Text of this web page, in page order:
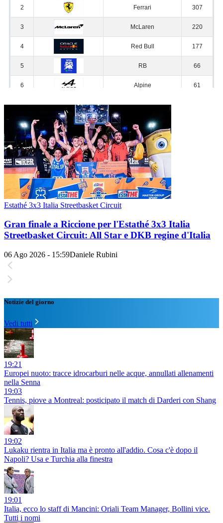
Estathé 3x3 Italia Streetbasket Circuit
Gran finale a Riccione per l'Estathé 3x3 Italia
Streetbasket Circuit: All Star e DKB regine d'Italia
06 Ago 2026 - 15:59Daniele Rubini
Notizie del giorno
Vedi tutti
19:21
Europei nuoto: tracce idrocarburi nelle acque, annullati allenamenti
nella Senna
19:03
Tennis, piove a Montreal: posticipato il match di Darderi con Shang
19:02
Lukaku rientra in Italia ma è pronto all'addio. Cosa c'è dopo il
Napoli? Usa e Turchia alla finestra
19:01
Italia, ecco lo staff di Mancini: Oriali Team Manager, Bollini vice.
Tutti i nomi